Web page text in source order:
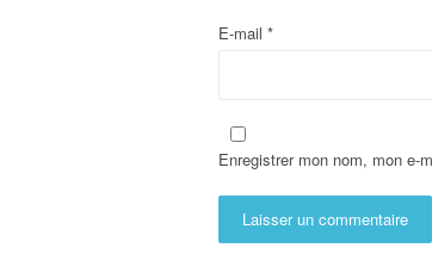
E-mail *
Enregistrer mon nom, mon e-